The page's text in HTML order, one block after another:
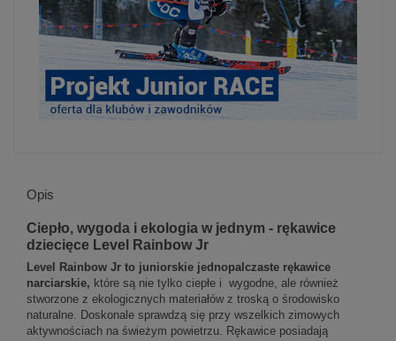
Opis
Ciepło, wygoda i ekologia w jednym - rękawice
dziecięce Level Rainbow Jr
Level Rainbow Jr to juniorskie jednopalczaste rękawice
narciarskie, które są nie tylko ciepłe i wygodne, ale również
stworzone z ekologicznych materiałów z troską o środowisko
naturalne. Doskonale sprawdzą się przy wszelkich zimowych
aktywnościach na świeżym powietrzu. Rękawice posiadają